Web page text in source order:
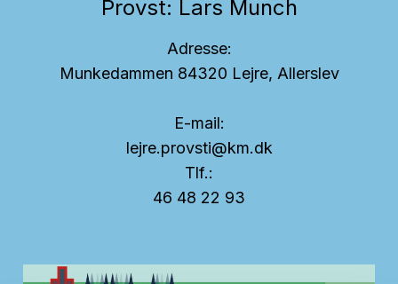
Provst: Lars Munch
Adresse:
Munkedammen 84320 Lejre, Allerslev
E-mail:
lejre.provsti@km.dk
Tlf.:
46 48 22 93